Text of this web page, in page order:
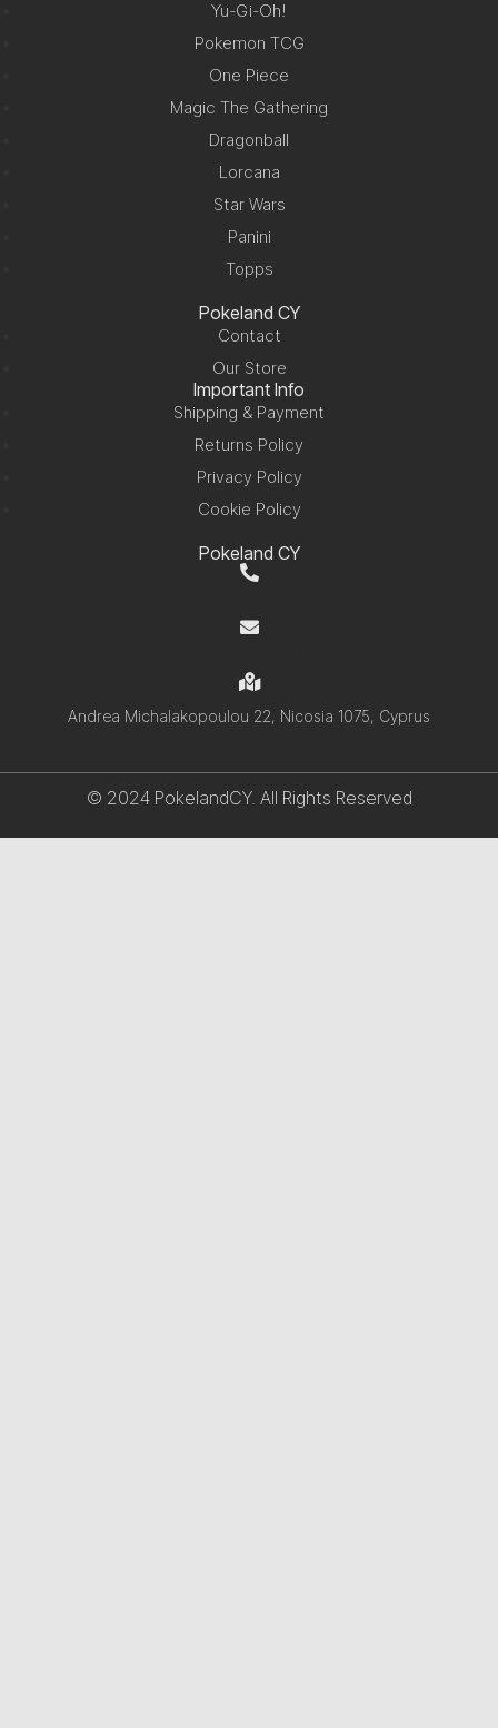
Yu-Gi-Oh!
Pokemon TCG
One Piece
Magic The Gathering
Dragonball
Lorcana
Star Wars
Panini
Topps
Pokeland CY
Contact
Our Store
Important Info
Shipping & Payment
Returns Policy
Privacy Policy
Cookie Policy
Pokeland CY
Andrea Michalakopoulou 22, Nicosia 1075, Cyprus
© 2024 PokelandCY. All Rights Reserved